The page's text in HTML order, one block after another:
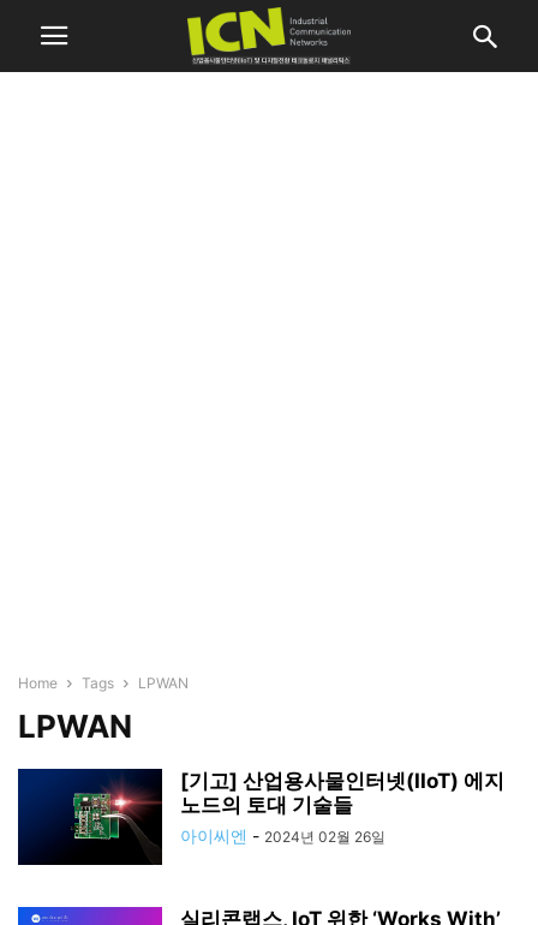
Home Tags LPWAN
LPWAN
[기고] 산업용사물인터넷(IIoT) 에지
노드의 토대 기술들
아이씨엔 - 2024년 02월 26일
실리콘랩스, IoT 위한 ‘Works With’